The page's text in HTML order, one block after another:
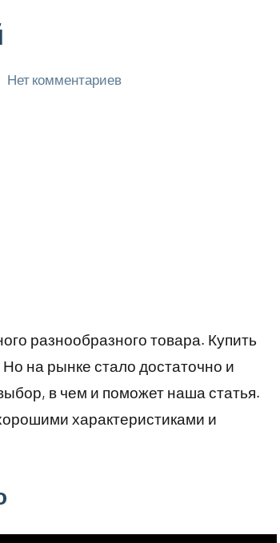
Нет комментариев
разнообразного товара. Купить
на рынке стало достаточно и
в чем и поможет наша статья.
характеристиками и